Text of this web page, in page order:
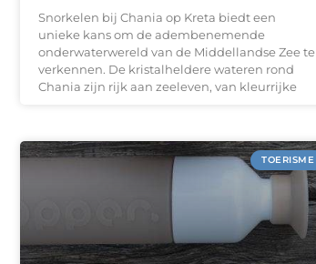
Snorkelen bij Chania op Kreta biedt een
unieke kans om de adembenemende
onderwaterwereld van de Middellandse Zee te
verkennen. De kristalheldere wateren rond
Chania zijn rijk aan zeeleven, van kleurrijke
TOERISME